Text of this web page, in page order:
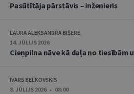
Pasūtītāja pārstāvis – inženieris
LAURA ALEKSANDRA BIŠERE
14. JŪLIJS 2026
Cieņpilna nāve kā daļa no tiesībām
IVARS BELKOVSKIS
8. JŪLIJS 2026 • 08:00